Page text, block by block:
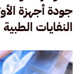
جودة أجهزة
النفايات الطبية